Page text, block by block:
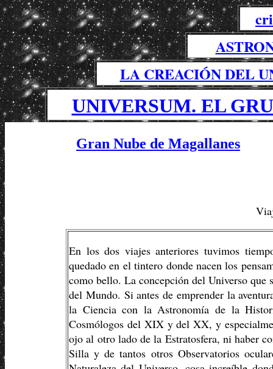
LA CREACIÓN DEL
UNIVERSUM. EL
Gran Nube de Magallanes
En los dos viajes anteriores tuvimos
quedado en el tintero donde nacen los
como bello. La concepción del Universo que
del Mundo. Si antes de emprender la
la Ciencia con la Astronomía de la
Cosmólogos del XIX y del XX, y
ojo al otro lado de la Estratosfera, ni haber
Silla y de tantos otros Observatorios